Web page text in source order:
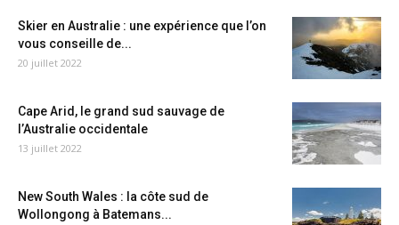
Skier en Australie : une expérience que l’on
vous conseille de...
20 juillet 2022
Cape Arid, le grand sud sauvage de
l’Australie occidentale
13 juillet 2022
New South Wales : la côte sud de
Wollongong à Batemans...